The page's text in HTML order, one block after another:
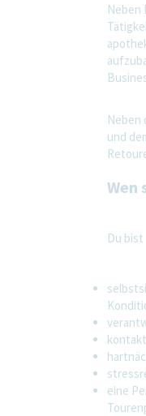
Neben
Neben
und
Wen
Du bist
eine